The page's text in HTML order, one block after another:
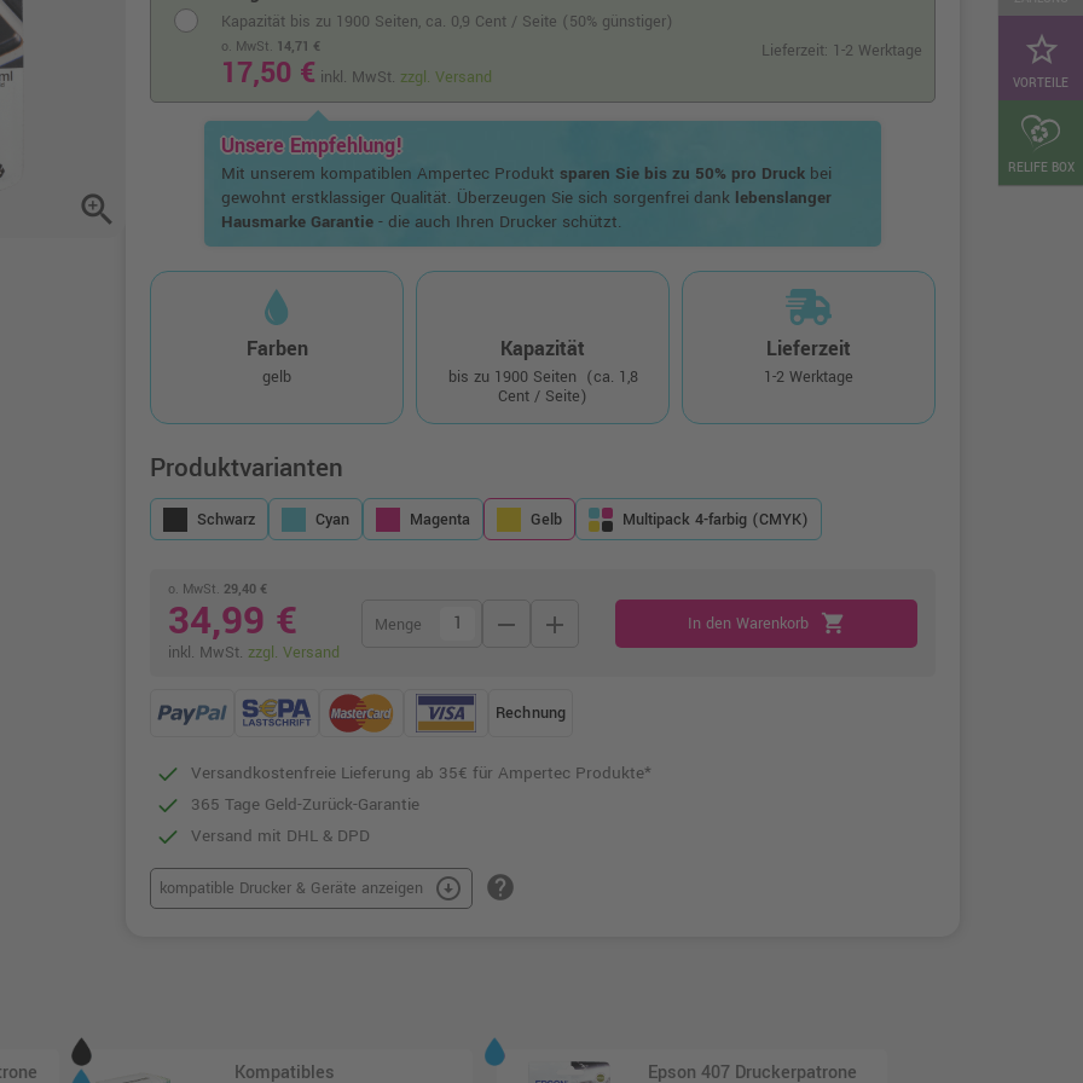
star_border
VORTEILE
RELIFE BOX
zoom_in
Kapazität bis zu 1900 Seiten, ca. 0,9 Cent / Seite (50% günstiger)
o. MwSt. 14,71 €
17,50 € inkl. MwSt. zzgl. Versand
Lieferzeit: 1-2 Werktage
Unsere Empfehlung!
Mit unserem kompatiblen Ampertec Produkt sparen Sie bis zu 50% pro Druck bei
gewohnt erstklassiger Qualität. Überzeugen Sie sich sorgenfrei dank lebenslanger
Hausmarke Garantie - die auch Ihren Drucker schützt.
Farben
gelb
Kapazität
bis zu 1900 Seiten (ca. 1,8
Cent / Seite)
Lieferzeit
1-2 Werktage
Produktvarianten
Schwarz Cyan Magenta Gelb Multipack 4-farbig (CMYK)
o. MwSt. 29,40 €
34,99 €
inkl. MwSt. zzgl. Versand
Menge remove add In den Warenkorb shopping_cart
Rechnung
Versandkostenfreie Lieferung ab 35€ für Ampertec Produkte*
365 Tage Geld-Zurück-Garantie
Versand mit DHL & DPD
kompatible Drucker & Geräte anzeigen arrow_circle_down help
Kompatibles Epson 407 Druckerpatrone